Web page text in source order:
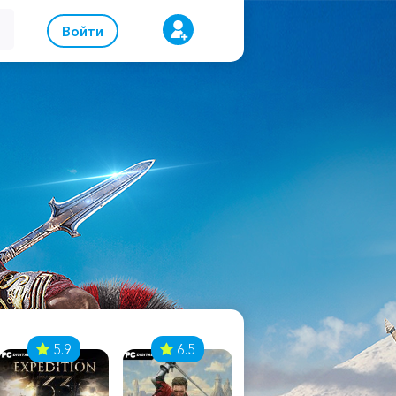
Войти
5.9 6.5 8.1